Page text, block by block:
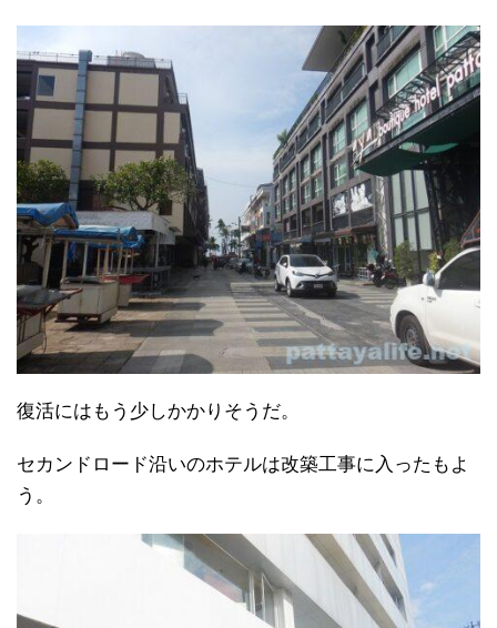
復活にはもう少しかかりそうだ。
セカンドロード沿いのホテルは改築工事に入ったもよ
う。